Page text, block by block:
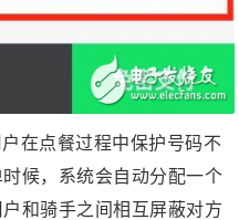
在点餐过程中保护号码不
候，系统会自动分配一个
和骑手之间相互屏蔽对方